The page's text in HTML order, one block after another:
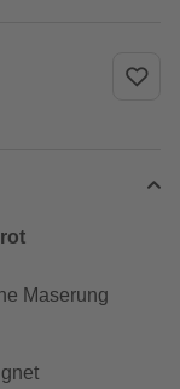
Maserung